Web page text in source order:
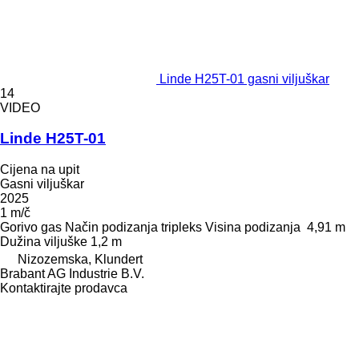
Linde H25T-01 gasni viljuškar
14
VIDEO
Linde H25T-01
Cijena na upit
Gasni viljuškar
2025
1 m/č
Gorivo gas Način podizanja tripleks Visina podizanja 4,91 m
Dužina viljuške 1,2 m
Nizozemska, Klundert
Brabant AG Industrie B.V.
Kontaktirajte prodavca